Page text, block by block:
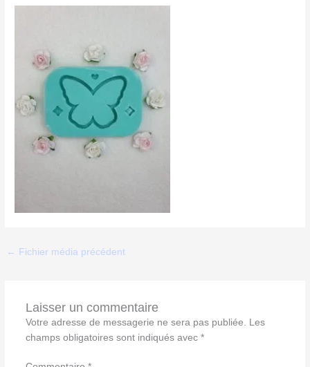
← Fichier média précédent
Laisser un commentaire
Votre adresse de messagerie ne sera pas publiée.
Les
champs obligatoires sont indiqués avec *